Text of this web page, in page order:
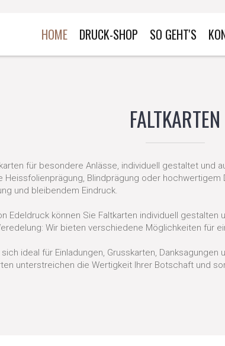
HOME DRUCK-SHOP SO GEHT'S
FALTKARTEN
für besondere Anlässe, individuell gestaltet und
Heissfolienprägung, Blindprägung oder
und bleibendem Eindruck.
Edeldruck können Sie Faltkarten individuell
Wir bieten verschiedene Möglichkeiten für
ideal für Einladungen, Grusskarten,
unterstreichen die Wertigkeit Ihrer Botschaft und